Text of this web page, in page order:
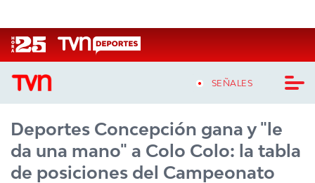
SEÑALES
CASTING MASTERCHEF CHILE
CASTING TVN VERTICAL
Deportes Concepción gana y "le
da una mano" a Colo Colo: la tabla
de posiciones del Campeonato